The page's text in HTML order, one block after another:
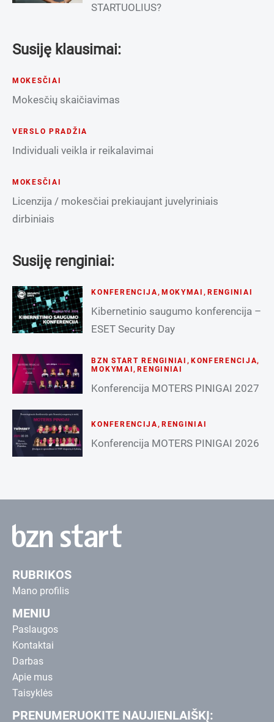
STARTUOLIUS?
Susiję klausimai:
MOKESČIAI
Mokesčių skaičiavimas
VERSLO PRADŽIA
Individuali veikla ir reikalavimai
MOKESČIAI
Licenzija / mokesčiai prekiaujant juvelyriniais
dirbiniais
Susiję renginiai:
KONFERENCIJA , MOKYMAI , RENGINIAI
Kibernetinio saugumo konferencija –
ESET Security Day
BZN START RENGINIAI , KONFERENCIJA,
MOKYMAI ,RENGINIAI
Konferencija MOTERS PINIGAI 2027
KONFERENCIJA , RENGINIAI
Konferencija MOTERS PINIGAI 2026
RUBRIKOS
Mano profilis
MENIU
Paslaugos
Kontaktai
Darbas
Apie mus
Taisyklės
PRENUMERUOKITE NAUJIENLAIŠKĮ: